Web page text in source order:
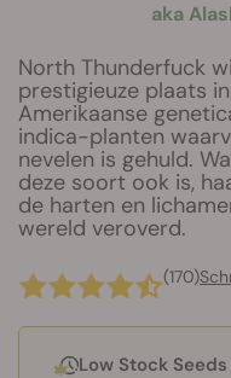
aka
North Thunderfuck
prestigieuze plaats
Amerikaanse
indica-planten
nevelen is gehuld.
deze soort ook is,
de harten en
wereld veroverd.
(170)
Low Stock Seeds